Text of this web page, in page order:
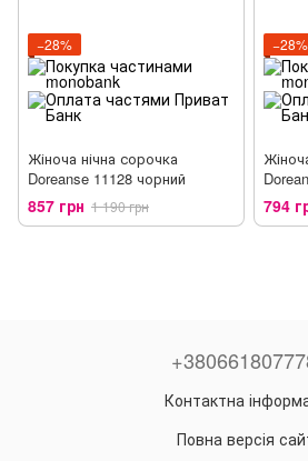
−28%
Жіноча нічна сорочка
Doreanse 11128 чорний
857 грн 1 190 грн
−28%
794
Контактна
Повна версія